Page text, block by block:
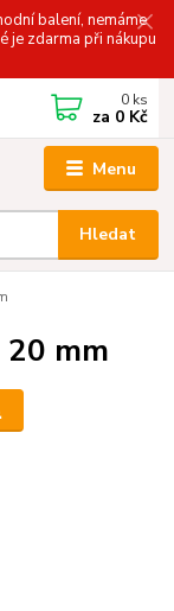
balení, nemáme
je zdarma při nákupu
Menu
Hledat
0 ks
za 0 Kč
mm